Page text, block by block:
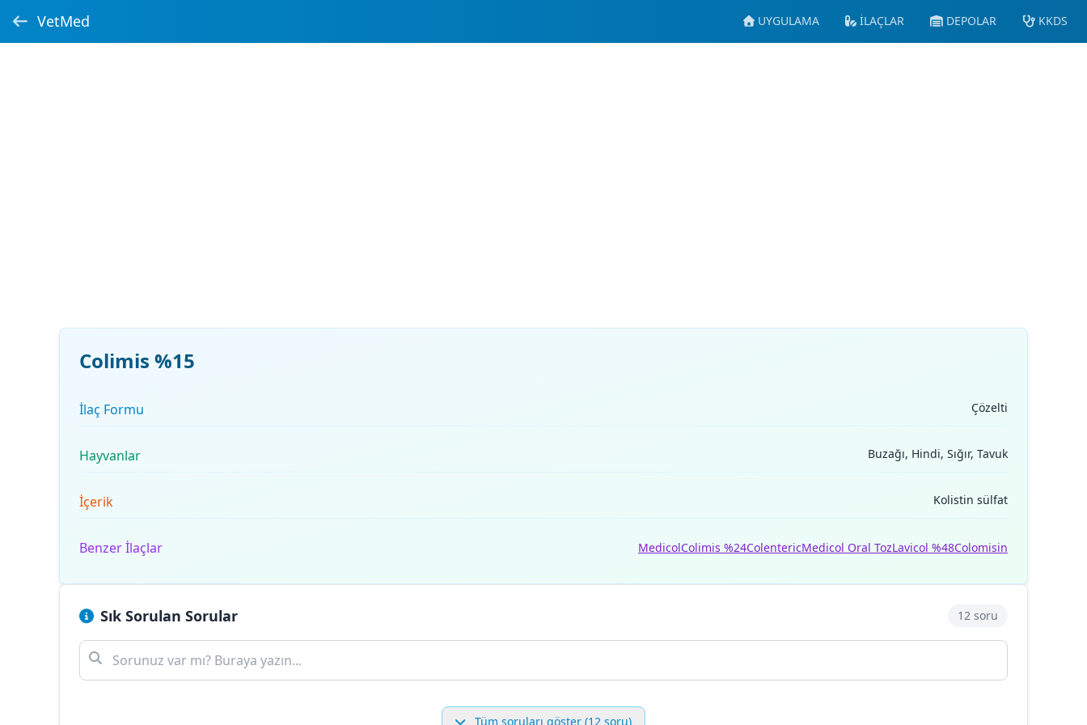
VetMed UYGULAMA İLAÇLAR DEPOLAR KKDS
Colimis %15
İlaç Formu Çözelti
Hayvanlar Buzağı, Hindi, Sığır, Tavuk
İçerik Kolistin sülfat
Benzer İlaçlar MedicolColimis %24ColentericMedicol Oral TozLavicol %48Colomisin
Sık Sorulan Sorular 12 soru
Tüm soruları göster (12 soru)